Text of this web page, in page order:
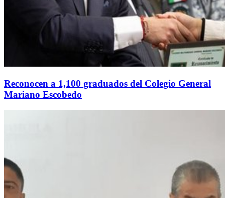
Reconocen a 1,100 graduados del Colegio General
Mariano Escobedo